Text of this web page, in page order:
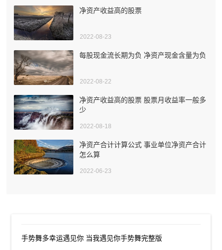
净资产收益高的股票
2022-08-23
每股现金流长期为负 净资产现金含量为负
2022-08-22
净资产收益高的股票 股票月收益率一般多
少
2022-08-18
净资产合计计算公式 事业单位净资产合计
怎么算
2022-06-23
手势舞多幸运遇见你 当我遇见你手势舞完整版